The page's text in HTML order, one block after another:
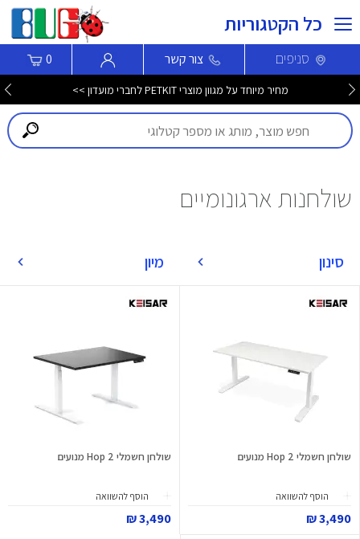
כל הקטגוריות
סניפים צור קשר 0
מחיר מיוחד על מגוון מוצרי PETKIT לחברי מועדון >>
שולחנות ארגונומיים
סינון מיון
שולחן חשמלי Hop 2 מנועים
הוסף להשוואה
3,490 ₪
שולחן חשמלי Hop 2 מנועים
הוסף להשוואה
3,490 ₪